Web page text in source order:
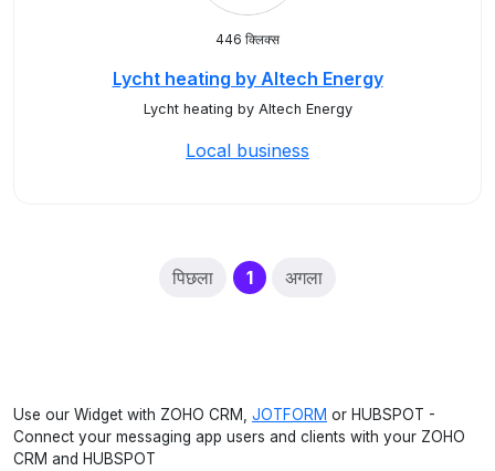
446 क्लिक्स
Lycht heating by Altech Energy
Lycht heating by Altech Energy
Local business
पिछला 1(current)
अगला
Use our Widget with ZOHO CRM, JOTFORM or HUBSPOT -
Connect your messaging app users and clients with your ZOHO
CRM and HUBSPOT